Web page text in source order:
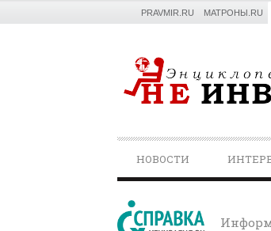
PRAVMIR.RU МАТРОНЫ.RU
NAVIGATION
НОВОСТИ